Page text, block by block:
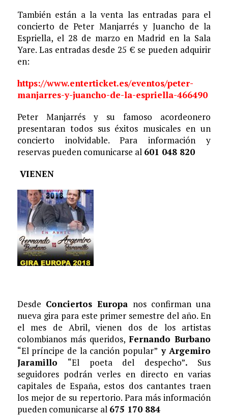
También están a la venta las entradas para el
concierto de Peter Manjarrés y Juancho de la
Espriella, el 28 de marzo en Madrid en la Sala
Yare. Las entradas desde 25 € se pueden adquirir
en:
https://www.enterticket.es/eventos/peter-
manjarres-y-juancho-de-la-espriella-466490
Peter Manjarrés y su famoso acordeonero
presentaran todos sus éxitos musicales en un
concierto inolvidable. Para información y
reservas pueden comunicarse al 601 048 820
VIENEN
Desde Conciertos Europa nos confirman una
nueva gira para este primer semestre del año. En
el mes de Abril, vienen dos de los artistas
colombianos más queridos,Fernando Burbano
“El príncipe de la canción popular” y Argemiro
Jaramillo “El poeta del despecho”. Sus
seguidores podrán verles en directo en varias
capitales de España, estos dos cantantes traen
los mejor de su repertorio. Para más información
pueden comunicarse al 675 170 884